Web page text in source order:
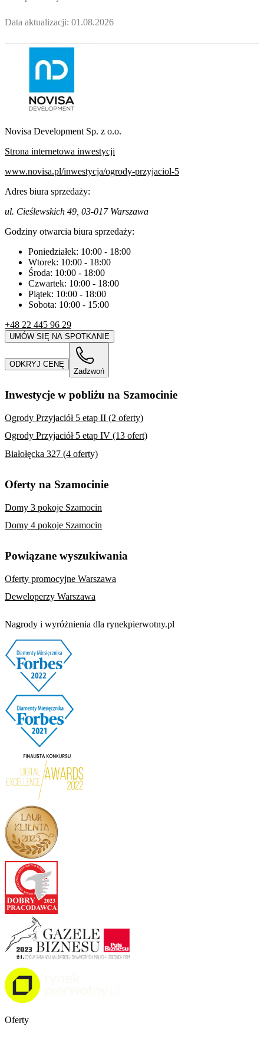
Data aktualizacji: 01.08.2026
Novisa Development Sp. z o.o.
Strona internetowa inwestycji
www.novisa.pl/inwestycja/ogrody-przyjaciol-5
Adres biura sprzedaży:
ul. Cieślewskich 49, 03-017 Warszawa
Godziny otwarcia biura sprzedaży:
Poniedziałek: 10:00 - 18:00
Wtorek: 10:00 - 18:00
Środa: 10:00 - 18:00
Czwartek: 10:00 - 18:00
Piątek: 10:00 - 18:00
Sobota: 10:00 - 15:00
+48 22 445 96 29
UMÓW SIĘ NA SPOTKANIE
ODKRYJ CENĘ
Zadzwoń
Inwestycje w pobliżu na Szamocinie
Ogrody Przyjaciół 5 etap II (2 oferty)
Ogrody Przyjaciół 5 etap IV (13 ofert)
Białołęcka 327 (4 oferty)
Oferty na Szamocinie
Domy 3 pokoje Szamocin
Domy 4 pokoje Szamocin
Powiązane wyszukiwania
Oferty promocyjne Warszawa
Deweloperzy Warszawa
Nagrody i wyróżnienia dla rynekpierwotny.pl
Oferty